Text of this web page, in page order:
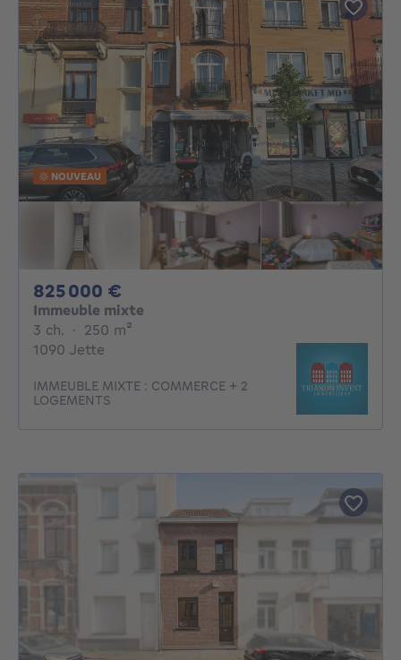
NOUVEAU
825 000 €
Immeuble mixte
3 ch. 3 chambres
· 250 m²
1090 Jette
IMMEUBLE MIXTE : COMMERCE + 2
LOGEMENTS